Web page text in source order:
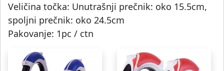
Veličina točka: Unutrašnji prečnik: oko 15.5cm,
spoljni prečnik: oko 24.5cm
Pakovanje: 1pc / ctn